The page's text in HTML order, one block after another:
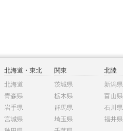
北海道・東北
北海道
青森県
岩手県
宮城県
関東
茨城県
栃木県
群馬県
埼玉県
北陸
新潟県
富山県
石川県
福井県